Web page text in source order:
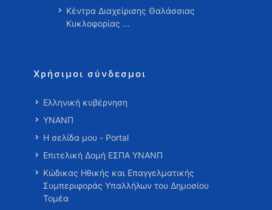
Κέντρα Διαχείρισης Θαλάσσιας
Κυκλοφορίας …
Χρήσιμοι σύνδεσμοι
Ελληνική κυβέρνηση
ΥΝΑΝΠ
Η σελίδα μου - Portal
Επιτελική Δομή ΕΣΠΑ ΥΝΑΝΠ
Κώδικας Ηθικής και Επαγγελματικής
Συμπεριφοράς Υπαλλήλων του Δημοσίου
Τομέα